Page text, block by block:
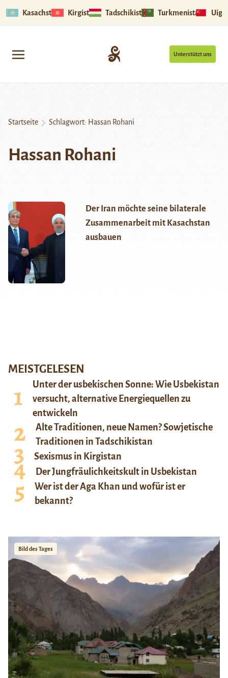
Kasachstan Kirgistan Tadschikistan Turkmenistan
Unterstützt uns
Startseite Schlagwort: Hassan Rohani
Hassan Rohani
Der Iran möchte seine bilaterale
Zusammenarbeit mit Kasachstan
ausbauen
MEISTGELESEN
Unter der usbekischen Sonne: Wie Usbekistan
versucht, alternative Energiequellen zu
entwickeln
Alte Traditionen, neue Namen? Sowjetische
Traditionen in Tadschikistan
Sexismus in Kirgistan
Der Jungfräulichkeitskult in Usbekistan
Wer ist der Aga Khan und wofür ist er
bekannt?
Bild des Tages